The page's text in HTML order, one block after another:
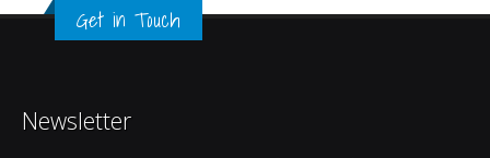
Get in Touch
Newsletter